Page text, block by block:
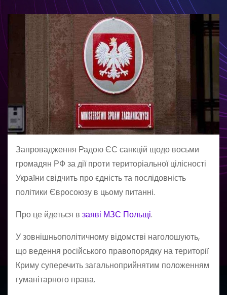
Запровадження Радою ЄС санкцій щодо восьми
громадян РФ за дії проти територіальної цілісності
України свідчить про єдність та послідовність
політики Євросоюзу в цьому питанні.
Про це йдеться в заяві МЗС Польщі.
У зовнішньополітичному відомстві наголошують,
що ведення російського правопорядку на території
Криму суперечить загальноприйнятим положенням
гуманітарного права.